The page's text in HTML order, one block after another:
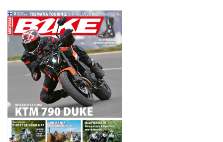
VDS -tallin
suomalaiskuljettaja huikkaa.
- Tämä rata sopii minulle,
viime vuonna…